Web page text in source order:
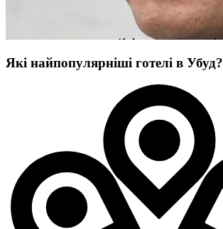
Які найпопулярніші готелі в Убуд?